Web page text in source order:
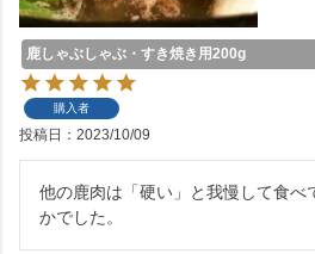
鹿しゃぶしゃぶ・すき焼き用200g
購入者
投稿日 2023/10/09
他の鹿肉は「硬い」と我慢して食べ
かでした。